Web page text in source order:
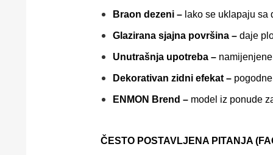
Braon dezeni –lako se uklapaju sa
Glazirana sjajna površina –daje
Unutrašnja upotreba –namijenjene
Dekorativan zidni efekat –pogodne
ENMON Brend –model iz ponude
ČESTO POSTAVLJENA PITANJA